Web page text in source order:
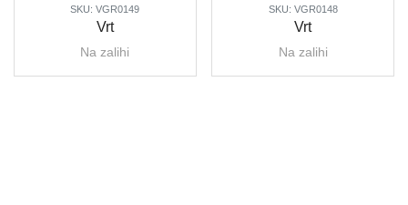
SKU:VGR0149
Vrt
Na zalihi
SKU: VGR0148
Vrt
Na zalihi